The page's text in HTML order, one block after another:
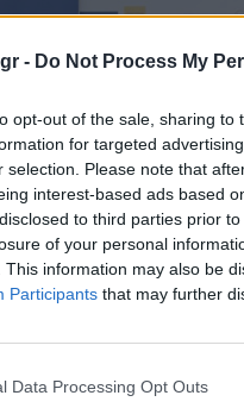
- Do Not Process My
opt-out of the sale, sharing
for targeted
selection. Please note that
interest-based ads based
to third parties prior
of your personal
This information may also be
Participants that may further
Data Processing Opt Outs
και
ΔΕΗ